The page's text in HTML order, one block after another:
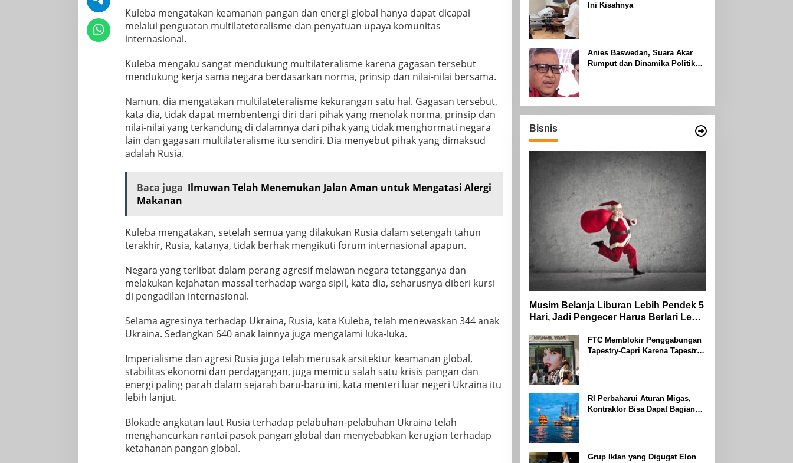
Kuleba mengatakan keamanan pangan dan energi global hanya dapat dicapai
melalui penguatan multilateteralisme dan penyatuan upaya komunitas
internasional.
Kuleba mengaku sangat mendukung multilateralisme karena gagasan tersebut
mendukung kerja sama negara berdasarkan norma, prinsip dan nilai-nilai bersama.
Namun, dia mengatakan multilateteralisme kekurangan satu hal. Gagasan tersebut,
kata dia, tidak dapat membentengi diri dari pihak yang menolak norma, prinsip dan
nilai-nilai yang terkandung di dalamnya dari pihak yang tidak menghormati negara
lain dan gagasan multilateralisme itu sendiri. Dia menyebut pihak yang dimaksud
adalah Rusia.
Baca juga Ilmuwan Telah Menemukan Jalan Aman untuk Mengatasi Alergi
Makanan
Kuleba mengatakan, setelah semua yang dilakukan Rusia dalam setengah tahun
terakhir, Rusia, katanya, tidak berhak mengikuti forum internasional apapun.
Negara yang terlibat dalam perang agresif melawan negara tetangganya dan
melakukan kejahatan massal terhadap warga sipil, kata dia, seharusnya diberi kursi
di pengadilan internasional.
Selama agresinya terhadap Ukraina, Rusia, kata Kuleba, telah menewaskan 344 anak
Ukraina. Sedangkan 640 anak lainnya juga mengalami luka-luka.
Imperialisme dan agresi Rusia juga telah merusak arsitektur keamanan global,
stabilitas ekonomi dan perdagangan, juga memicu salah satu krisis pangan dan
energi paling parah dalam sejarah baru-baru ini, kata menteri luar negeri Ukraina itu
lebih lanjut.
Blokade angkatan laut Rusia terhadap pelabuhan-pelabuhan Ukraina telah
menghancurkan rantai pasok pangan global dan menyebabkan kerugian terhadap
ketahanan pangan global.
Ini Kisahnya
Anies Baswedan, Suara Akar
Rumput dan Dinamika Politik
Bisnis
Musim Belanja Liburan Lebih Pendek 5
Hari, Jadi Pengecer Harus Berlari Lebih
FTC Memblokir Penggabungan
Tapestry-Capri Karena Tapestry
RI Perbaharui Aturan Migas,
Kontraktor Bisa Dapat Bagian
Grup Iklan yang Digugat Elon